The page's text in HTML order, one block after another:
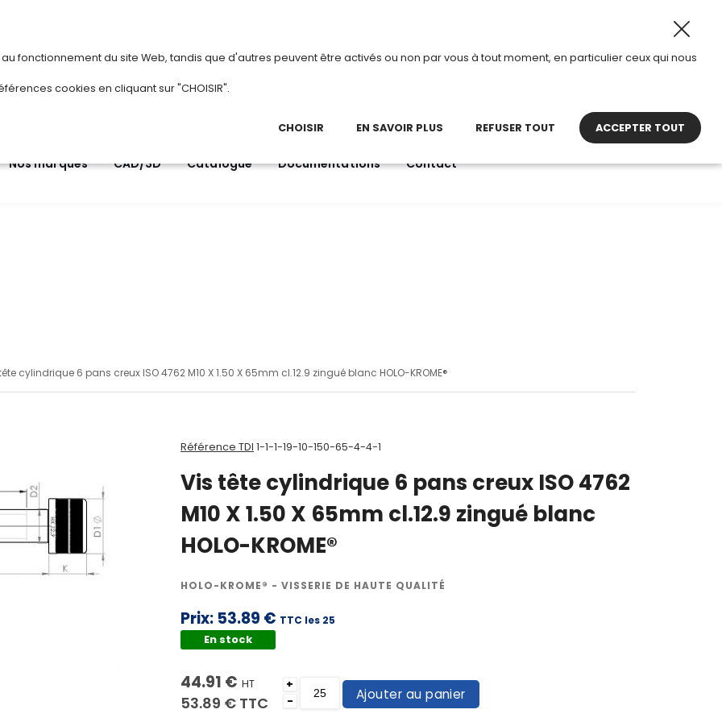
Du 3 au 28 août 2026, TDI passe en mode été. Horaires d’ouverture :
Nos marques CAD/3D Catalogue Documentations Contact
tête cylindrique 6 pans creux ISO 4762 M10 X 1.50 X 65mm cl.12.9 zingué blanc HOLO-KROME®
Référence TDI 1-1-1-19-10-150-65-4-4-1
Vis tête cylindrique 6 pans creux ISO 4762
M10 X 1.50 X 65mm cl.12.9 zingué blanc
HOLO-KROME®
HOLO-KROME® - VISSERIE DE HAUTE QUALITÉ
Prix: 53.89 € TTC les 25
En stock
44.91 € HT
53.89 € TTC
+
-
Ajouter au panier
fonctionnement du site Web, tandis que d'autres peuvent être activés ou non par vous à tout moment, en particulier ceux qui nous
cookies en cliquant sur "CHOISIR".
CHOISIR EN SAVOIR PLUS REFUSER TOUT ACCEPTER TOUT